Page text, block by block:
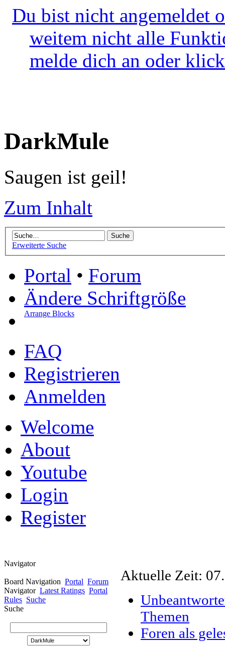
Du bist nicht angemeldet
weitem nicht alle
melde dich an oder
DarkMule
Saugen ist geil!
Zum Inhalt
Erweiterte Suche
Portal • Forum
Ändere Schriftgröße
Arrange Blocks
FAQ
Registrieren
Anmelden
Welcome
About
Youtube
Login
Register
Navigator
Board Navigation Portal Forum
Navigator Latest Ratings Portal
Rules Suche
Suche
Aktuelle Zeit:
Themen
Foren als